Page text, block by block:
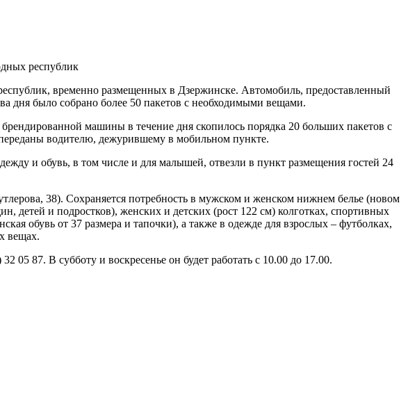
республик
временно размещенных в Дзержинске. Автомобиль, предоставленный
дня было собрано более 50 пакетов с необходимыми вещами.
машины в течение дня скопилось порядка 20 больших пакетов с
водителю, дежурившему в мобильном пункте.
и обувь, в том числе и для малышей, отвезли в пункт размещения гостей 24
38). Сохраняется потребность в мужском и женском нижнем белье (новом
и подростков), женских и детских (рост 122 см) колготках, спортивных
обувь от 37 размера и тапочки), а также в одежде для взрослых – футболках,
вещах.
87. В субботу и воскресенье он будет работать с 10.00 до 17.00.